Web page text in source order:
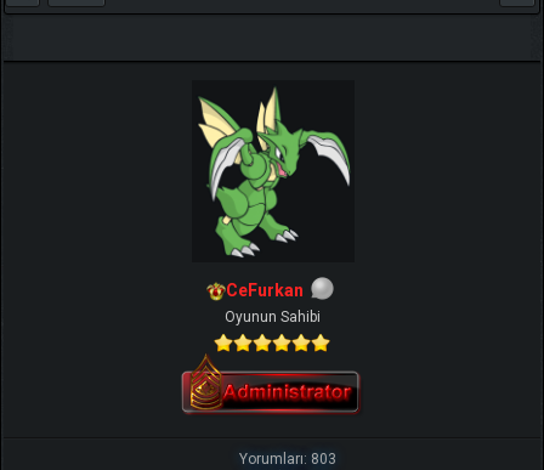
CeFurkan
Oyunun Sahibi
Yorumları: 803